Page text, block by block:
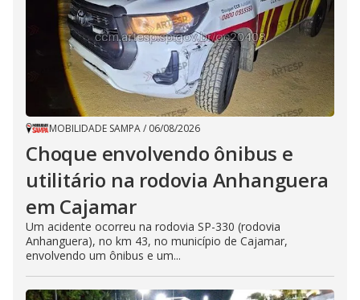
MOBILIDADE SAMPA/ 06/08/2026
Choque envolvendo ônibus e
utilitário na rodovia Anhanguera
em Cajamar
Um acidente ocorreu na rodovia SP-330 (rodovia
Anhanguera), no km 43, no município de Cajamar,
envolvendo um ônibus e um...